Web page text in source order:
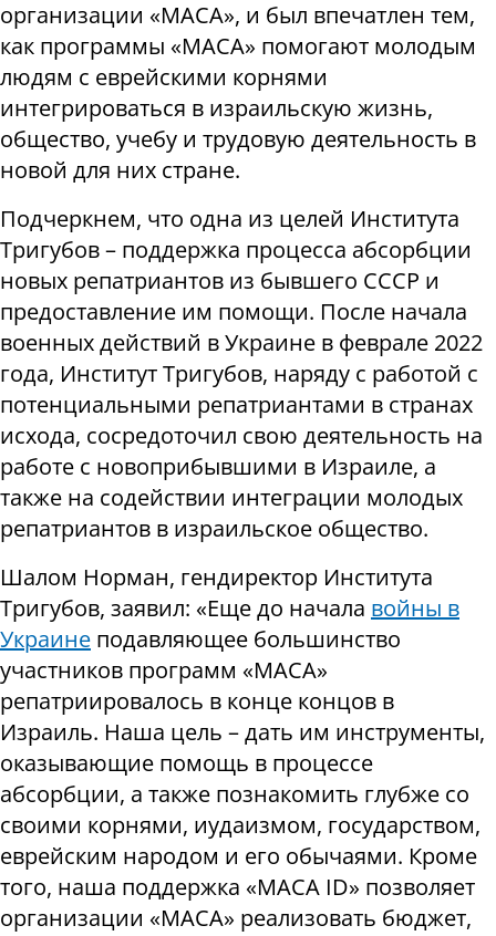
организации «МАСА», и был впечатлен тем,
как программы «МАСА» помогают молодым
людям с еврейскими корнями
интегрироваться в израильскую жизнь,
общество, учебу и трудовую деятельность в
новой для них стране.
Подчеркнем, что одна из целей Института
Тригубов – поддержка процесса абсорбции
новых репатриантов из бывшего СССР и
предоставление им помощи. После начала
военных действий в Украине в феврале 2022
года, Институт Тригубов, наряду с работой с
потенциальными репатриантами в странах
исхода, сосредоточил свою деятельность на
работе с новоприбывшими в Израиле, а
также на содействии интеграции молодых
репатриантов в израильское общество.
Шалом Норман, гендиректор Института
Тригубов, заявил: «Еще до начала войны в
Украине подавляющее большинство
участников программ «МАСА»
репатриировалось в конце концов в
Израиль. Наша цель – дать им инструменты,
оказывающие помощь в процессе
абсорбции, а также познакомить глубже со
своими корнями, иудаизмом, государством,
еврейским народом и его обычаями. Кроме
того, наша поддержка «МАСА ID» позволяет
организации «МАСА» реализовать бюджет,